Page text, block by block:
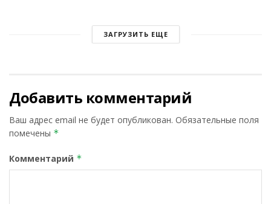
ЗАГРУЗИТЬ ЕЩЕ
Добавить комментарий
Ваш адрес email не будет опубликован. Обязательные поля
помечены *
Комментарий *